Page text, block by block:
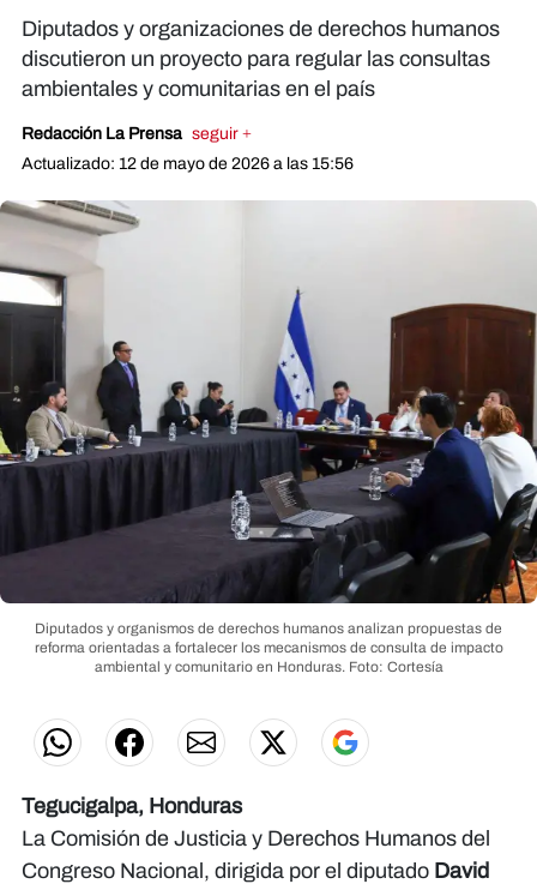
Diputados y organizaciones de derechos humanos
discutieron un proyecto para regular las consultas
ambientales y comunitarias en el país
Redacción La Prensa seguir +
Actualizado: 12 de mayo de 2026 a las 15:56
Diputados y organismos de derechos humanos analizan propuestas de
reforma orientadas a fortalecer los mecanismos de consulta de impacto
ambiental y comunitario en Honduras. Foto: Cortesía
Tegucigalpa, Honduras
La Comisión de Justicia y Derechos Humanos del
Congreso Nacional, dirigida por el diputado David